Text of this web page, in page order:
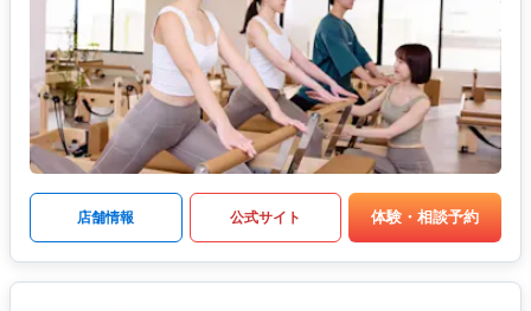
店舗情報 公式サイト 体験・相談予約